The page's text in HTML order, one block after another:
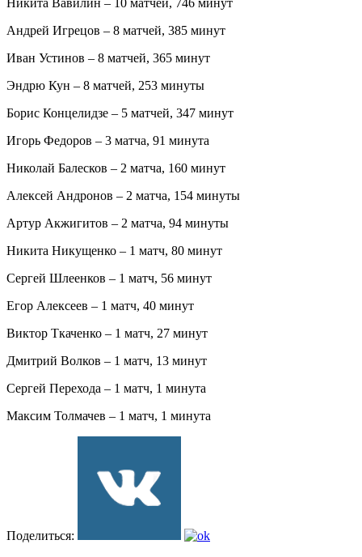
Андрей Игрецов – 8 матчей, 385 минут
Иван Устинов – 8 матчей, 365 минут
Эндрю Кун – 8 матчей, 253 минуты
Борис Концелидзе – 5 матчей, 347 минут
Игорь Федоров – 3 матча, 91 минута
Николай Балесков – 2 матча, 160 минут
Алексей Андронов – 2 матча, 154 минуты
Артур Акжигитов – 2 матча, 94 минуты
Никита Никущенко – 1 матч, 80 минут
Сергей Шлеенков – 1 матч, 56 минут
Егор Алексеев – 1 матч, 40 минут
Виктор Ткаченко – 1 матч, 27 минут
Дмитрий Волков – 1 матч, 13 минут
Сергей Перехода – 1 матч, 1 минута
Максим Толмачев – 1 матч, 1 минута
Поделиться: